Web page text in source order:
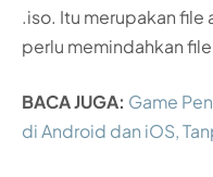
.iso. Itu merupakan file
perlu memindahkan
BACA JUGA: Game
di Android dan iOS,